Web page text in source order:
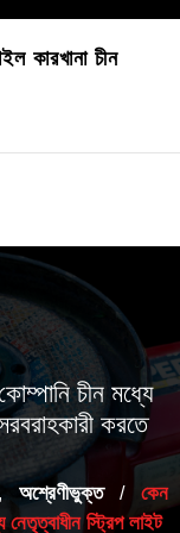
কারখানা চীন
চীন মধ্যে
করতে
, অশ্রেণীভুক্ত /
কেন
স্ট্রিপ লাইট